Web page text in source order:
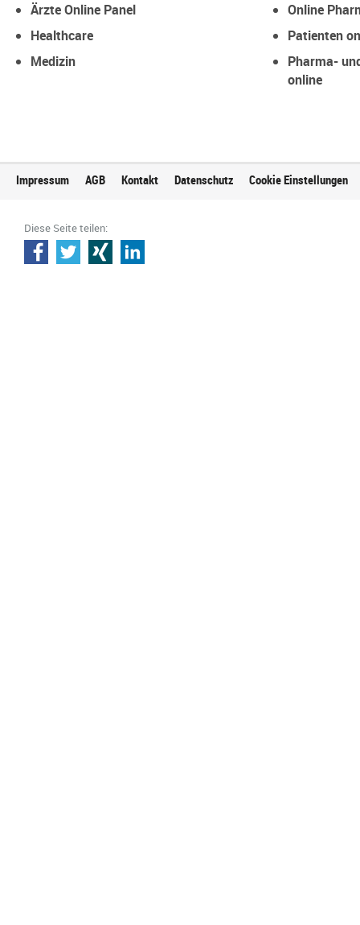
Ärzte Online Panel
Healthcare
Medizin
Online
Patienten
Pharma-
online
Impressum AGB Kontakt Datenschutz Cookie Einstellungen
Diese Seite teilen: